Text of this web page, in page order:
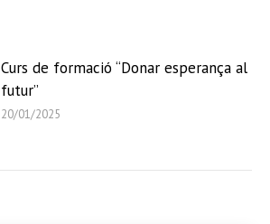
Curs de formació “Donar esperança al
futur”
20/01/2025